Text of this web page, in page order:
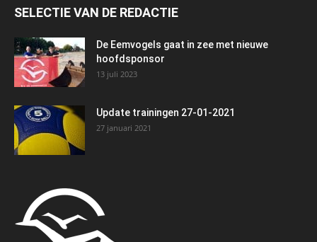
SELECTIE VAN DE REDACTIE
De Eemvogels gaat in zee met nieuwe
hoofdsponsor
13 juli 2023
Update trainingen 27-01-2021
27 januari 2021